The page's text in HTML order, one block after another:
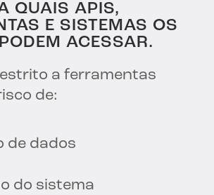
QUAIS APIS,
E SISTEMAS OS
ACESSAR.
a ferramentas
de:
de dados
do sistema